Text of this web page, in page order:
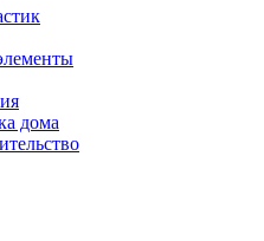
дома